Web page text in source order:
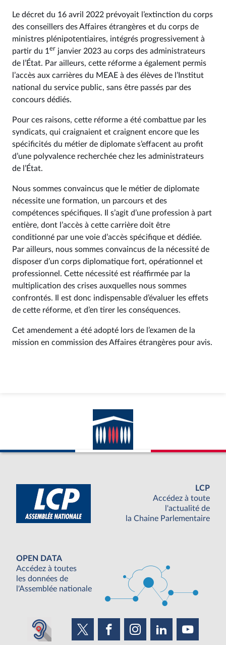
Le décret du 16 avril 2022 prévoyait l’extinction du corps
des conseillers des Affaires étrangères et du corps de
ministres plénipotentiaires, intégrés progressivement à
partir du 1 er janvier 2023 au corps des administrateurs
de l’État. Par ailleurs, cette réforme a également permis
l’accès aux carrières du MEAE à des élèves de l’Institut
national du service public, sans être passés par des
concours dédiés.
Pour ces raisons, cette réforme a été combattue par les
syndicats, qui craignaient et craignent encore que les
spécificités du métier de diplomate s’effacent au profit
d’une polyvalence recherchée chez les administrateurs
de l’État.
Nous sommes convaincus que le métier de diplomate
nécessite une formation, un parcours et des
compétences spécifiques. Il s’agit d’une profession à part
entière, dont l’accès à cette carrière doit être
conditionné par une voie d’accès spécifique et dédiée.
Par ailleurs, nous sommes convaincus de la nécessité de
disposer d’un corps diplomatique fort, opérationnel et
professionnel. Cette nécessité est réaffirmée par la
multiplication des crises auxquelles nous sommes
confrontés. Il est donc indispensable d’évaluer les effets
de cette réforme, et d’en tirer les conséquences.
Cet amendement a été adopté lors de l’examen de la
mission en commission des Affaires étrangères pour avis.
LCP
Accédez à toute
l'actualité de
la Chaine Parlementaire
OPEN DATA
Accédez à toutes
les données de
l'Assemblée nationale